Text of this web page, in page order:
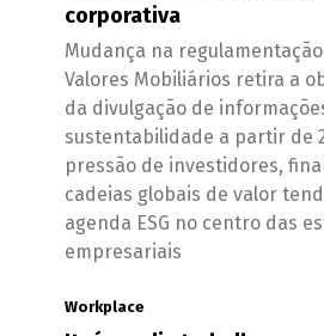
corporativa
Mudança na
Valores Mobiliários retira a
da divulgação de
sustentabilidade a partir de
pressão de investidores,
cadeias globais de valor
agenda ESG no centro das
empresariais
Workplace